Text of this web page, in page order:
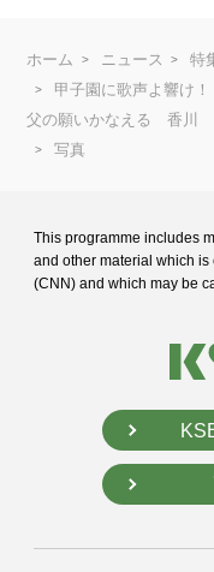
ホーム ニュース
特
甲子園に歌声よ響け
父の願いかなえる 香川
写真
This programme includes
and other material which is
(CNN) and which may be